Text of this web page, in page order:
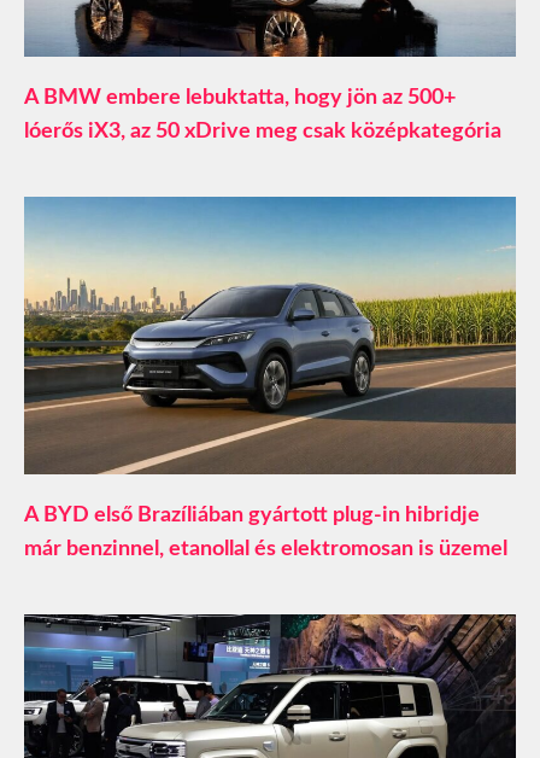
A BMW embere lebuktatta, hogy jön az 500+
lóerős iX3, az 50 xDrive meg csak középkategória
A BYD első Brazíliában gyártott plug-in hibridje
már benzinnel, etanollal és elektromosan is üzemel